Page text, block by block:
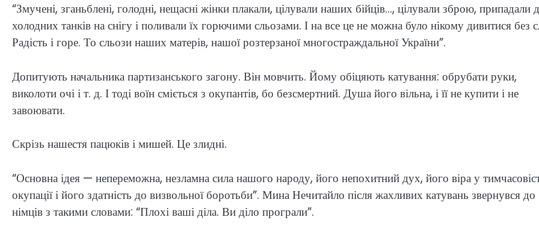
“Змучені, зганьблені, голодні, нещасні жінки плакали, цілували наших бійців…, цілували зброю, припадали
холодних танків на снігу і поливали їх горючими сльозами. І на все це не можна було нікому дивитися без
Радість і горе. То сльози наших матерів, нашої розтерзаної многостраждальної України”.
Допитують начальника партизанського загону. Він мовчить. Йому обіцяють катування: обрубати руки,
виколоти очі і т. д. І тоді воїн сміється з окупантів, бо безсмертний. Душа його вільна, і її не купити і не
завоювати.
Скрізь нашестя пацюків і мишей. Це злидні.
“Основна ідея — непереможна, незламна сила нашого народу, його непохитний дух, його віра у
окупації і його здатність до визвольної боротьби”. Мина Нечитайло після жахливих катувань звернувся до
німців з такими словами: “Плохі ваші діла. Ви діло програли”.